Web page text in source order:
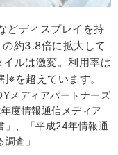
どディスプレイを持
約3.8倍に拡大して
ルは激変。利用率は
を超えています。
メディアパートナーズ
度情報通信メディア
」、「平成24年情報通
査」